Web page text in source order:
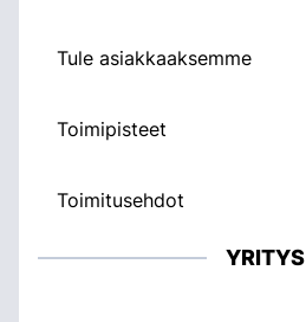
Tule asiakkaaksemme
Toimipisteet
Toimitusehdot
YRITYS